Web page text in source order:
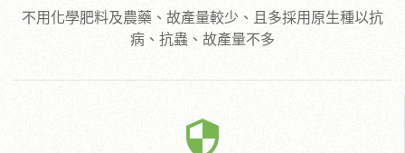
不用化學肥料及農藥、故產量較少、且多採用原生種以抗
病、抗蟲、故產量不多
security